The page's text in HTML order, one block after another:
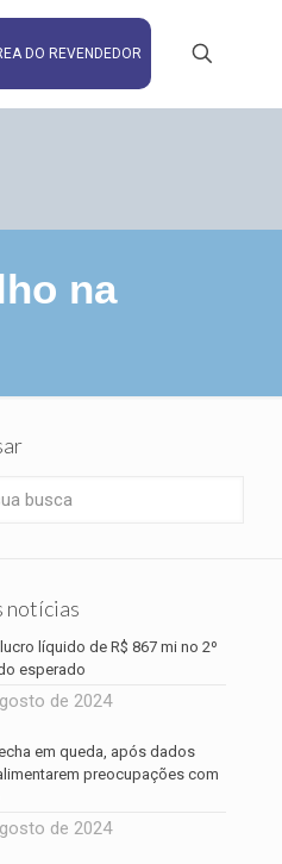
DO REVENDEDOR
na
notícias
líquido de R$ 867 mi no 2º
esperado
de 2024
em queda, após dados
preocupações com
de 2024